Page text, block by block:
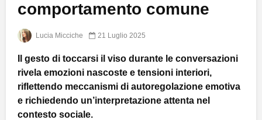
comportamento comune
Lucia Micciche 21 Luglio 2025
Il gesto di toccarsi il viso durante le conversazioni
rivela emozioni nascoste e tensioni interiori,
riflettendo meccanismi di autoregolazione emotiva
e richiedendo un’interpretazione attenta nel
contesto sociale.